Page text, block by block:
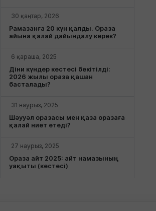
30 қаңтар, 2026
Рамазанға 20 күн қалды. Ораза
айына қалай дайындалу керек?
6 қараша, 2025
Діни күндер кестесі бекітілді:
2026 жылы ораза қашан
басталады?
31 наурыз, 2025
Шәууәл оразасы мен қаза оразаға
қалай ниет етеді?
27 наурыз, 2025
Ораза айт 2025: айт намазының
уақыты (кестесі)